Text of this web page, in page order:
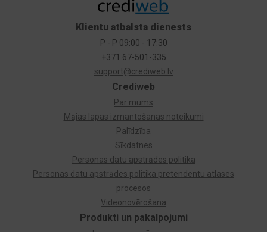
Produkti un pakalpojumi
Izziņa par uzņēmumu
Crediweb
Par mums
Mājas lapas izmantošanas noteikumi
Palīdzība
Sīkdatnes
Personas datu apstrādes politika
Personas datu apstrādes politika pretendentu atlases
procesos
Videonovērošana
Klientu atbalsta dienests
P - P 09:00 - 17:30
+371 67-501-335
support@crediweb.lv